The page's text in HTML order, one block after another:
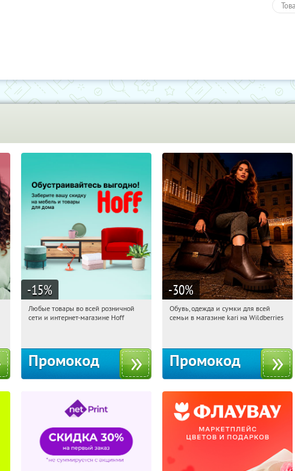
-15%
19:37:39 Получили:
Любые товары во всей розничной
сети и интернет-магазине Hoff
Промокод
-30%
19:37:39 Получили:
Обувь, одежда и сумки для всей
семьи в магазине kari на Wildberries
Промокод